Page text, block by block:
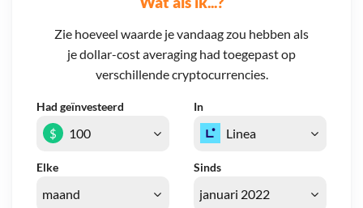
Zie hoeveel waarde je vandaag zou hebben als
je dollar-cost averaging had toegepast op
verschillende cryptocurrencies.
Had geïnvesteerd In
Elke Sinds
$